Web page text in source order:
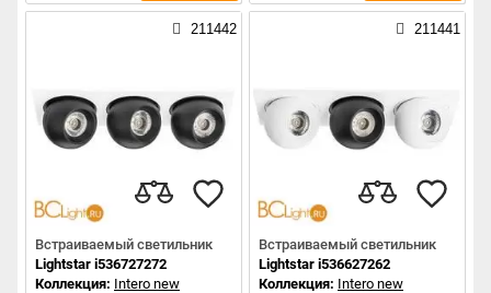
211442
Встраиваемый светильник
Lightstar i536727272
Коллекция: Intero new
211441
Встраиваемый светильник
Lightstar i536627262
Коллекция: Intero new